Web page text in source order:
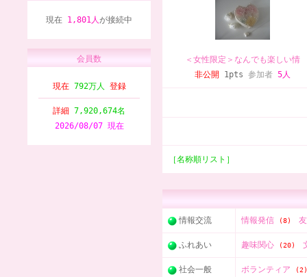
現在 1,801人が接続中
会員数
現在 792万人 登録
詳細 7,920,674名
2026/08/07 現在
＜女性限定＞なんでも楽しい情
非公開 1pts 参加者 5人
［名称順リスト］
情報交流 情報発信 (8)
ふれあい 趣味関心 (20)
社会一般 ボランティア (2)